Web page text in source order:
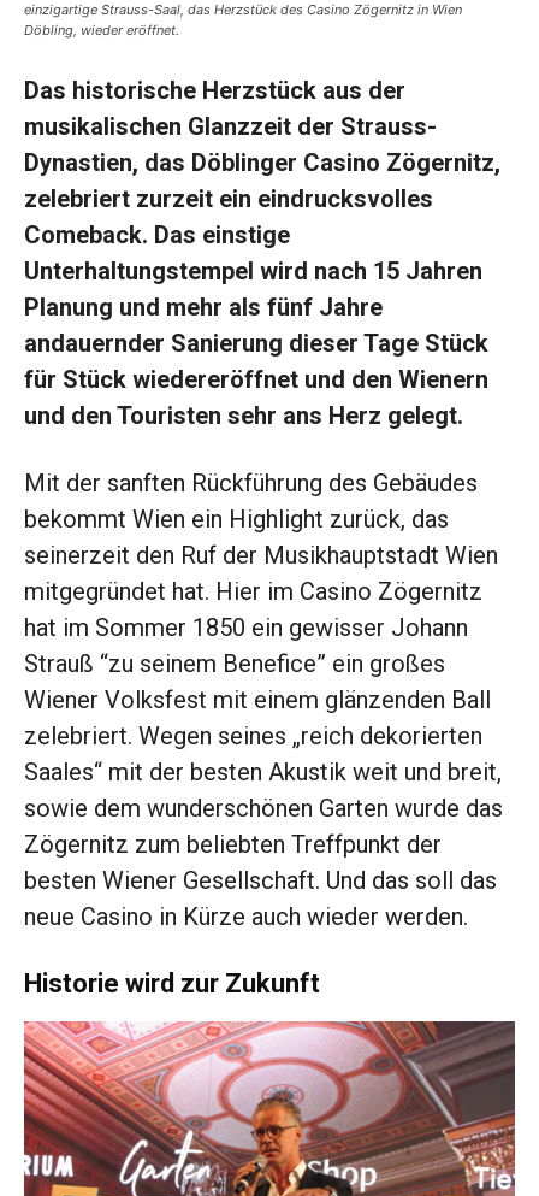
einzigartige Strauss-Saal, das Herzstück des Casino Zögernitz in Wien
Döbling, wieder eröffnet.
Das historische Herzstück aus der
musikalischen Glanzzeit der Strauss-
Dynastien, das Döblinger Casino Zögernitz,
zelebriert zurzeit ein eindrucksvolles
Comeback. Das einstige
Unterhaltungstempel wird nach 15 Jahren
Planung und mehr als fünf Jahre
andauernder Sanierung dieser Tage Stück
für Stück wiedereröffnet und den Wienern
und den Touristen sehr ans Herz gelegt.
Mit der sanften Rückführung des Gebäudes
bekommt Wien ein Highlight zurück, das
seinerzeit den Ruf der Musikhauptstadt Wien
mitgegründet hat. Hier im Casino Zögernitz
hat im Sommer 1850 ein gewisser Johann
Strauß “zu seinem Benefice” ein großes
Wiener Volksfest mit einem glänzenden Ball
zelebriert. Wegen seines „reich dekorierten
Saales“ mit der besten Akustik weit und breit,
sowie dem wunderschönen Garten wurde das
Zögernitz zum beliebten Treffpunkt der
besten Wiener Gesellschaft. Und das soll das
neue Casino in Kürze auch wieder werden.
Historie wird zur Zukunft